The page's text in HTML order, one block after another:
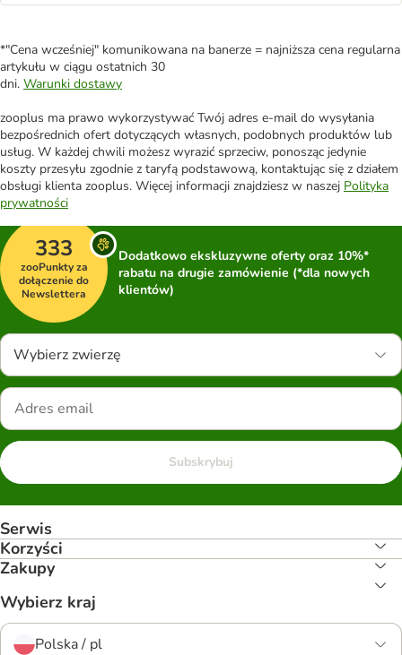
*"Cena wcześniej" komunikowana na banerze = najniższa cena regularna
artykułu w ciągu ostatnich 30
dni. Warunki dostawy
zooplus ma prawo wykorzystywać Twój adres e-mail do wysyłania
bezpośrednich ofert dotyczących własnych, podobnych produktów lub
usług. W każdej chwili możesz wyrazić sprzeciw, ponosząc jedynie
koszty przesyłu zgodnie z taryfą podstawową, kontaktując się z działem
obsługi klienta zooplus. Więcej informacji znajdziesz w naszej Polityka
prywatności
333
zooPunkty za
dołączenie do
Newslettera
Dodatkowo ekskluzywne oferty oraz 10%*
rabatu na drugie zamówienie (*dla nowych
klientów)
Wybierz zwierzę
Subskrybuj
Serwis
Korzyści
Zakupy
Wybierz kraj
Polska / pl